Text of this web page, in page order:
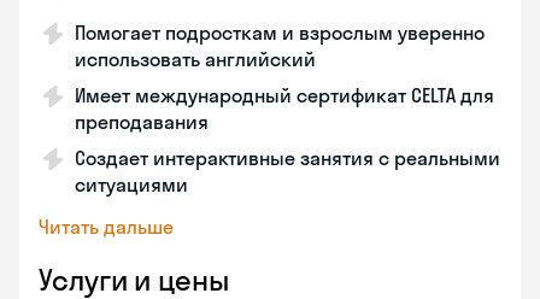
Помогает подросткам и взрослым уверенно
использовать английский
Имеет международный сертификат CELTA для
преподавания
Создает интерактивные занятия с реальными
ситуациями
Читать дальше
Услуги и цены